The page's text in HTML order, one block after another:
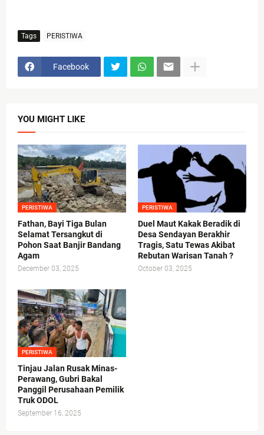
Tags PERISTIWA
Facebook
YOU MIGHT LIKE
PERISTIWA
Fathan, Bayi Tiga Bulan
Selamat Tersangkut di
Pohon Saat Banjir Bandang
Agam
December 03, 2025
PERISTIWA
Duel Maut Kakak Beradik di
Desa Sendayan Berakhir
Tragis, Satu Tewas Akibat
Rebutan Warisan Tanah ?
October 03, 2025
PERISTIWA
Tinjau Jalan Rusak Minas-
Perawang, Gubri Bakal
Panggil Perusahaan Pemilik
Truk ODOL
September 16, 2025